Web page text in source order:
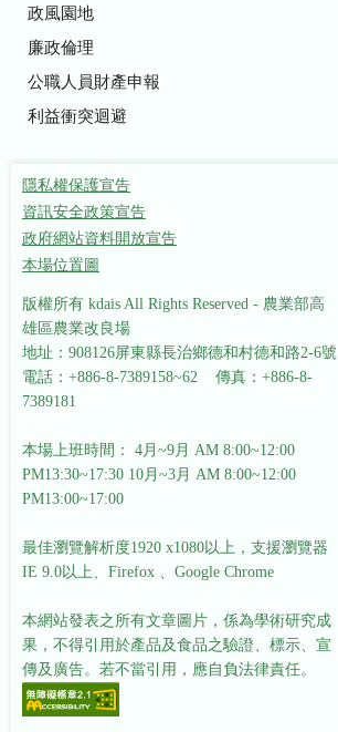
政風園地
廉政倫理
公職人員財產申報
利益衝突迴避
隱私權保護宣告
資訊安全政策宣告
政府網站資料開放宣告
本場位置圖
版權所有 kdais All Rights Reserved - 農業部高
雄區農業改良場
地址：908126屏東縣長治鄉德和村德和路2-6號
電話：+886-8-7389158~62 傳真：+886-8-
7389181
本場上班時間： 4月~9月 AM 8:00~12:00
PM13:30~17:30 10月~3月 AM 8:00~12:00
PM13:00~17:00
最佳瀏覽解析度1920 x1080以上，支援瀏覽器
IE 9.0以上、Firefox 、Google Chrome
本網站發表之所有文章圖片，係為學術研究成
果，不得引用於產品及食品之驗證、標示、宣
傳及廣告。若不當引用，應自負法律責任。